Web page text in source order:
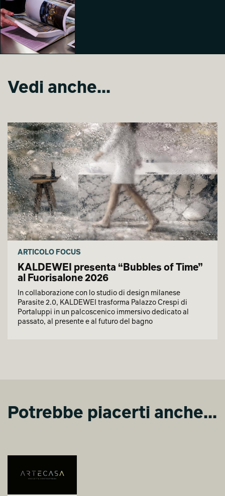
KALDEWEI at
Vedi anche...
ARTICOLO FOCUS
KALDEWEI presenta “Bubbles of Time”
al Fuorisalone 2026
In collaborazione con lo studio di design milanese
Parasite 2.0, KALDEWEI trasforma Palazzo Crespi di
Portaluppi in un palcoscenico immersivo dedicato al
passato, al presente e al futuro del bagno
Potrebbe piacerti anche...